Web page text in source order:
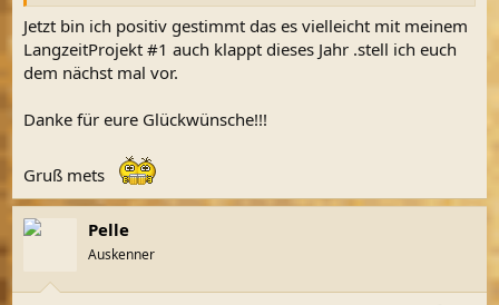
Jetzt bin ich positiv gestimmt das es vielleicht mit meinem
LangzeitProjekt #1 auch klappt dieses Jahr .stell ich euch
dem nächst mal vor.
Danke für eure Glückwünsche!!!
Gruß mets
Pelle
Auskenner